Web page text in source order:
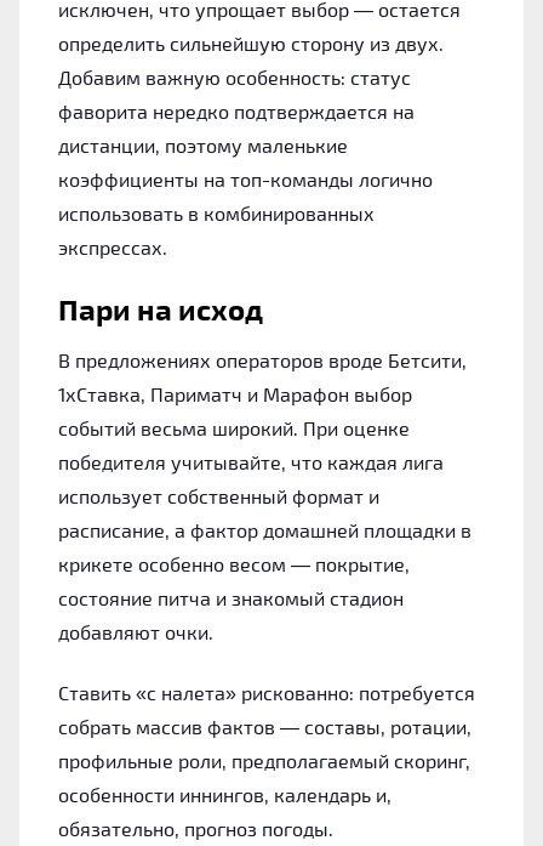
исключен, что упрощает выбор — остается
определить сильнейшую сторону из двух.
Добавим важную особенность: статус
фаворита нередко подтверждается на
дистанции, поэтому маленькие
коэффициенты на топ-команды логично
использовать в комбинированных
экспрессах.
Пари на исход
В предложениях операторов вроде Бетсити,
1хСтавка, Париматч и Марафон выбор
событий весьма широкий. При оценке
победителя учитывайте, что каждая лига
использует собственный формат и
расписание, а фактор домашней площадки в
крикете особенно весом — покрытие,
состояние питча и знакомый стадион
добавляют очки.
Ставить «с налета» рискованно: потребуется
собрать массив фактов — составы, ротации,
профильные роли, предполагаемый скоринг,
особенности иннингов, календарь и,
обязательно, прогноз погоды.